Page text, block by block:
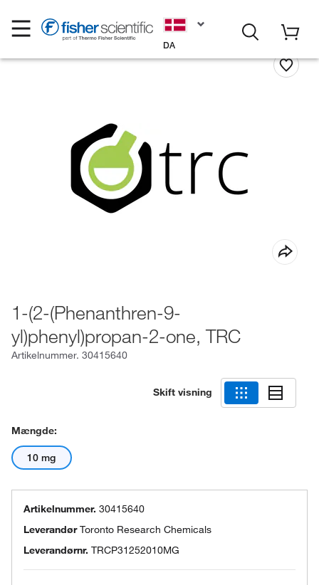
DA
1-(2-(Phenanthren-9-
yl)phenyl)propan-2-one, TRC
Artikelnummer. 30415640
Skift visning
Mængde:
10 mg
Artikelnummer. 30415640
LeverandørToronto Research Chemicals
Leverandørnr. TRCP31252010MG